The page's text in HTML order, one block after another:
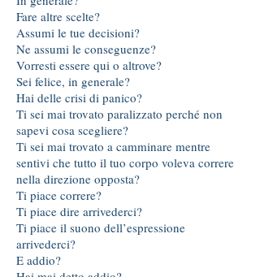
Fare altre scelte?
Assumi le tue decisioni?
Ne assumi le conseguenze?
Vorresti essere qui o altrove?
Sei felice, in generale?
Hai delle crisi di panico?
Ti sei mai trovato paralizzato perché non
sapevi cosa scegliere?
Ti sei mai trovato a camminare mentre
sentivi che tutto il tuo corpo voleva correre
nella direzione opposta?
Ti piace correre?
Ti piace dire arrivederci?
Ti piace il suono dell’espressione
arrivederci?
E addio?